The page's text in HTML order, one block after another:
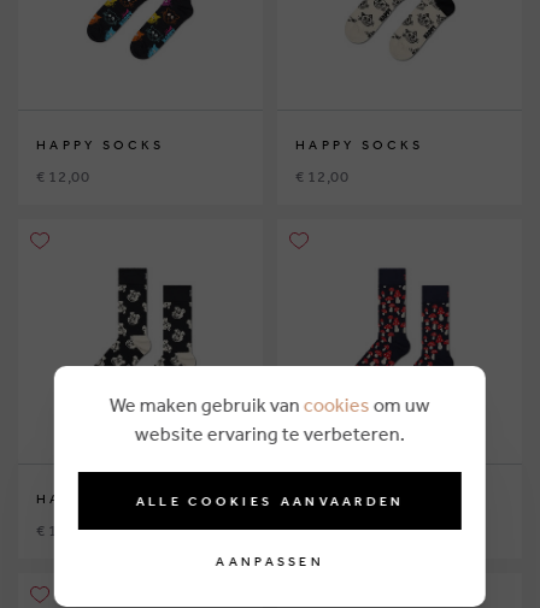
HAPPY SOCKS
€ 12,00
HAPPY SOCKS
€ 12,00
HAPPY SOCKS
€ 12,00
HAPPY SOCKS
€ 12,00
We maken gebruik van cookies om uw
website ervaring te verbeteren.
ALLE COOKIES AANVAARDEN
AANPASSEN